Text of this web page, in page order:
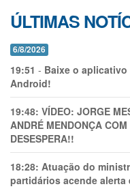
ÚLTIMAS
6/8/2026
19:51 - Baixe o aplicativo
Android!
19:48: VÍDEO: JORGE
ANDRÉ MENDONÇA
DESESPERA!!
18:28: Atuação do
partidários acende alerta